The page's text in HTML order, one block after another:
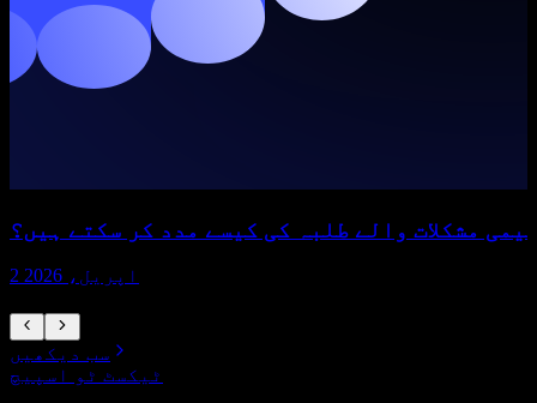
مشکلات والے طلبہ کی کیسے مدد کر سکتے ہیں؟
2 اپریل، 2026
سب دیکھیں
ٹیکسٹ ٹو اسپیچ